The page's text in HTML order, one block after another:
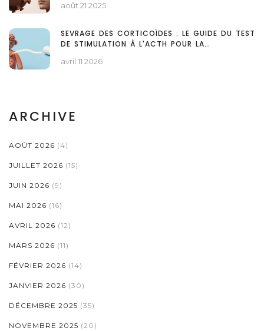
août 21 2025
SEVRAGE DES CORTICOÏDES : LE GUIDE DU TEST
DE STIMULATION À L'ACTH POUR LA
avril 11 2026
ARCHIVE
AOÛT 2026 (4)
JUILLET 2026 (15)
JUIN 2026 (9)
MAI 2026 (16)
AVRIL 2026 (12)
MARS 2026 (11)
FÉVRIER 2026 (14)
JANVIER 2026 (30)
DÉCEMBRE 2025 (35)
NOVEMBRE 2025 (20)